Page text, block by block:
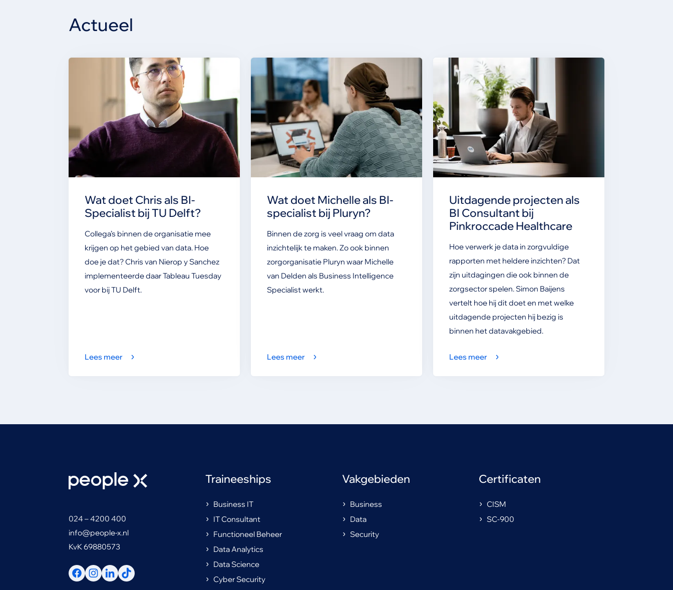
Actueel
Wat doet Chris als BI-
Specialist bij TU Delft?
Collega’s binnen de organisatie mee
krijgen op het gebied van data. Hoe
doe je dat? Chris van Nierop y Sanchez
implementeerde daar Tableau Tuesday
voor bij TU Delft.
Lees meer
Wat doet Michelle als BI-
specialist bij Pluryn?
Binnen de zorg is veel vraag om data
inzichtelijk te maken. Zo ook binnen
zorgorganisatie Pluryn waar Michelle
van Delden als Business Intelligence
Specialist werkt.
Lees meer
Uitdagende projecten als
BI Consultant bij
Pinkroccade Healthcare
Hoe verwerk je data in zorgvuldige
rapporten met heldere inzichten? Dat
zijn uitdagingen die ook binnen de
zorgsector spelen. Simon Baijens
vertelt hoe hij dit doet en met welke
uitdagende projecten hij bezig is
binnen het datavakgebied.
Lees meer
024 – 4200 400
info@people-x.nl
KvK 69880573
Traineeships
Business IT
IT Consultant
Functioneel Beheer
Data Analytics
Data Science
Cyber Security
Vakgebieden
Business
Data
Security
Certificaten
CISM
SC-900